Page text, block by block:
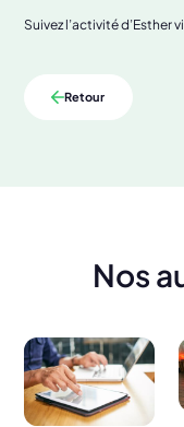
Suivez l’activité d’Esther
Retour
Nos